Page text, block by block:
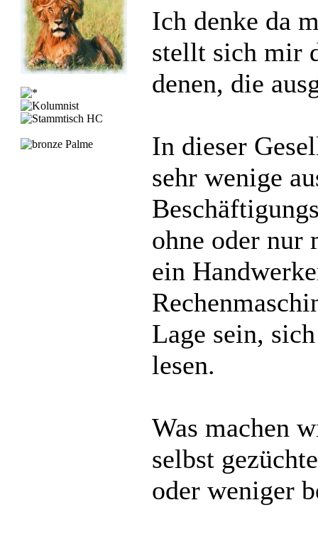
Ich denke da
stellt sich mir
denen, die
In dieser
sehr wenige
ohne oder nur
ein
Lage sein,
lesen.
Was machen
selbst
oder weniger